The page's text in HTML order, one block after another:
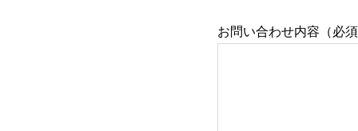
お問い合わせ内容（必